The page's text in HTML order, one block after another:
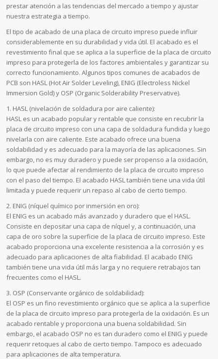
prestar atención a las tendencias del mercado a tiempo y ajustar
nuestra estrategia a tiempo.
El tipo de acabado de una placa de circuito impreso puede influir
considerablemente en su durabilidad y vida útil. El acabado es el
revestimiento final que se aplica a la superficie de la placa de circuito
impreso para protegerla de los factores ambientales y garantizar su
correcto funcionamiento. Algunos tipos comunes de acabados de
PCB son HASL (Hot Air Solder Leveling), ENIG (Electroless Nickel
Immersion Gold) y OSP (Organic Solderability Preservative).
1. HASL (nivelación de soldadura por aire caliente):
HASL es un acabado popular y rentable que consiste en recubrir la
placa de circuito impreso con una capa de soldadura fundida y luego
nivelarla con aire caliente. Este acabado ofrece una buena
soldabilidad y es adecuado para la mayoría de las aplicaciones. Sin
embargo, no es muy duradero y puede ser propenso a la oxidación,
lo que puede afectar al rendimiento de la placa de circuito impreso
con el paso del tiempo. El acabado HASL también tiene una vida útil
limitada y puede requerir un repaso al cabo de cierto tiempo.
2. ENIG (níquel químico por inmersión en oro):
El ENIG es un acabado más avanzado y duradero que el HASL.
Consiste en depositar una capa de níquel y, a continuación, una
capa de oro sobre la superficie de la placa de circuito impreso. Este
acabado proporciona una excelente resistencia a la corrosión y es
adecuado para aplicaciones de alta fiabilidad. El acabado ENIG
también tiene una vida útil más larga y no requiere retrabajos tan
frecuentes como el HASL.
3. OSP (Conservante orgánico de soldabilidad):
El OSP es un fino revestimiento orgánico que se aplica a la superficie
de la placa de circuito impreso para protegerla de la oxidación. Es un
acabado rentable y proporciona una buena soldabilidad. Sin
embargo, el acabado OSP no es tan duradero como el ENIG y puede
requerir retoques al cabo de cierto tiempo. Tampoco es adecuado
para aplicaciones de alta temperatura.